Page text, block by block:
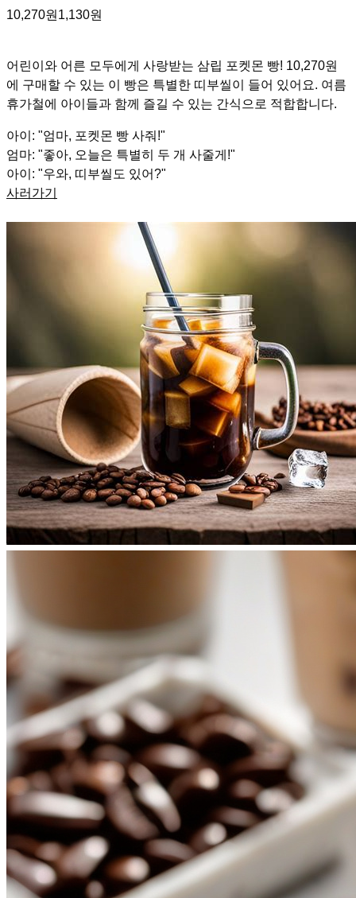
10,270원 1,130원
어린이와 어른 모두에게 사랑받는 삼립 포켓몬 빵! 10,270원
에 구매할 수 있는 이 빵은 특별한 띠부씰이 들어 있어요. 여름
휴가철에 아이들과 함께 즐길 수 있는 간식으로 적합합니다.
아이: "엄마, 포켓몬 빵 사줘!"
엄마: "좋아, 오늘은 특별히 두 개 사줄게!"
아이: "우와, 띠부씰도 있어?"
사러가기